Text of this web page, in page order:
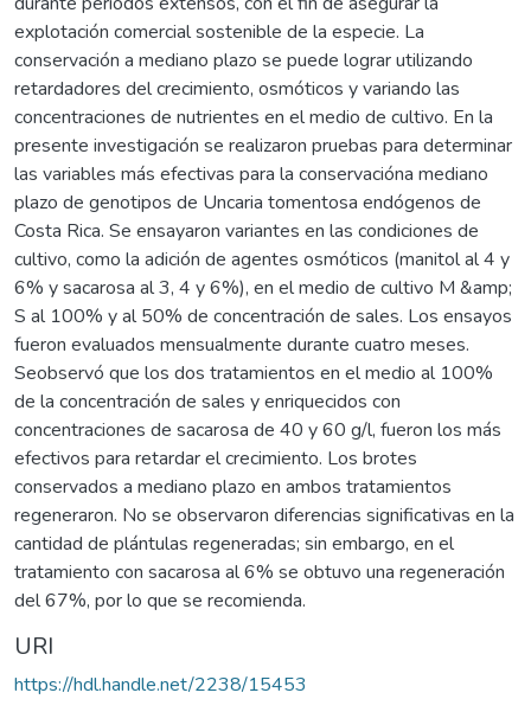
explotación comercial sostenible de la especie. La
conservación a mediano plazo se puede lograr utilizando
retardadores del crecimiento, osmóticos y variando las
concentraciones de nutrientes en el medio de cultivo. En la
presente investigación se realizaron pruebas para determinar
las variables más efectivas para la conservacióna mediano
plazo de genotipos de Uncaria tomentosa endógenos de
Costa Rica. Se ensayaron variantes en las condiciones de
cultivo, como la adición de agentes osmóticos (manitol al 4 y
6% y sacarosa al 3, 4 y 6%), en el medio de cultivo M &amp;
S al 100% y al 50% de concentración de sales. Los ensayos
fueron evaluados mensualmente durante cuatro meses.
Seobservó que los dos tratamientos en el medio al 100%
de la concentración de sales y enriquecidos con
concentraciones de sacarosa de 40 y 60 g/l, fueron los más
efectivos para retardar el crecimiento. Los brotes
conservados a mediano plazo en ambos tratamientos
regeneraron. No se observaron diferencias significativas en la
cantidad de plántulas regeneradas; sin embargo, en el
tratamiento con sacarosa al 6% se obtuvo una regeneración
del 67%, por lo que se recomienda.
URI
https://hdl.handle.net/2238/15453